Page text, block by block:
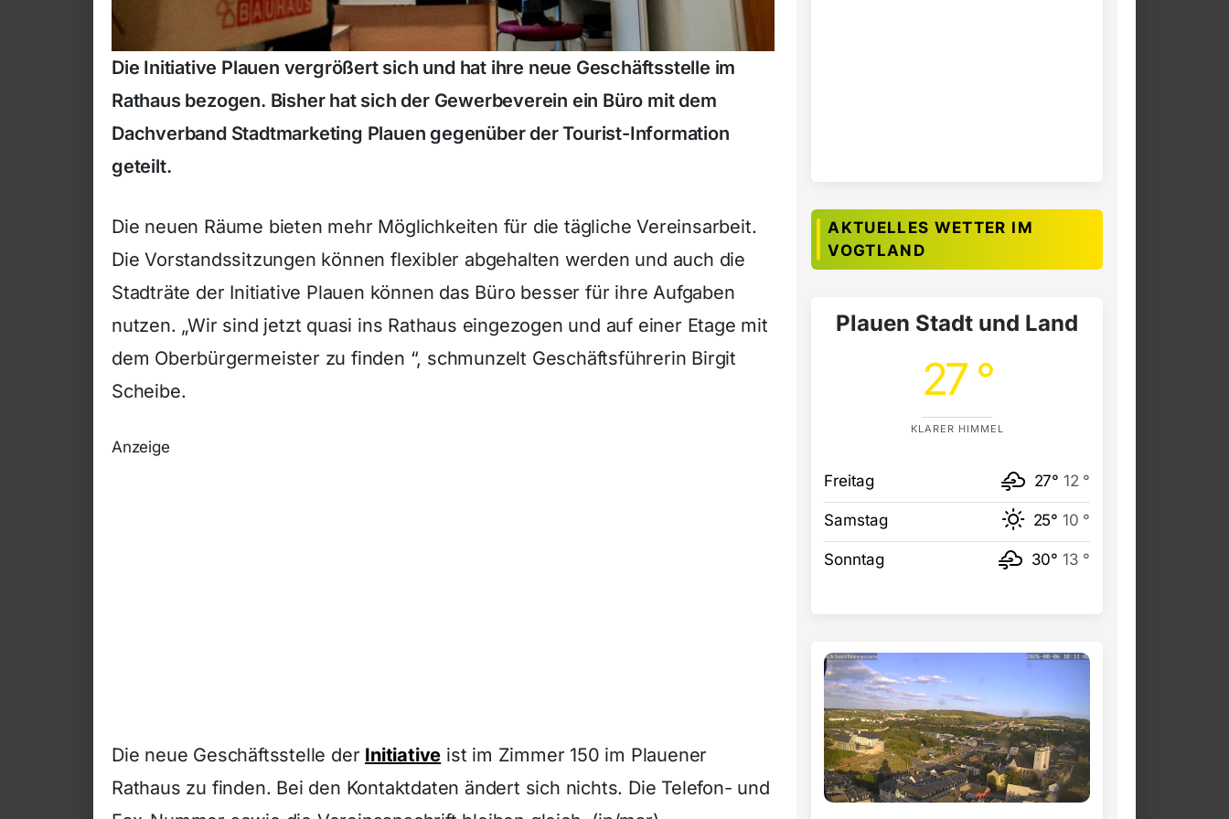
Die Initiative Plauen vergrößert sich und hat ihre neue Geschäftsstelle im
Rathaus bezogen. Bisher hat sich der Gewerbeverein ein Büro mit dem
Dachverband Stadtmarketing Plauen gegenüber der Tourist-Information
geteilt.
Die neuen Räume bieten mehr Möglichkeiten für die tägliche Vereinsarbeit.
Die Vorstandssitzungen können flexibler abgehalten werden und auch die
Stadträte der Initiative Plauen können das Büro besser für ihre Aufgaben
nutzen. „Wir sind jetzt quasi ins Rathaus eingezogen und auf einer Etage mit
dem Oberbürgermeister zu finden “, schmunzelt Geschäftsführerin Birgit
Scheibe.
Anzeige
Die neue Geschäftsstelle der Initiative ist im Zimmer 150 im Plauener
Rathaus zu finden. Bei den Kontaktdaten ändert sich nichts. Die Telefon- und
AKTUELLES WETTER IM
VOGTLAND
Plauen Stadt und Land
27 °
KLARER HIMMEL
Freitag 27° 12 °
Samstag 25° 10 °
Sonntag 30° 13 °